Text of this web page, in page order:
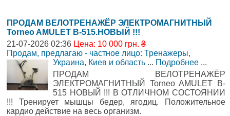
ПРОДАМ ВЕЛОТРЕНАЖЁР ЭЛЕКТРОМАГНИТНЫЙ
Torneo AMULET B-515.НОВЫЙ !!!
21-07-2026 02:36 Цена: 10 000 грн. ₴
Продам, предлагаю - частное лицо: Тренажеры,
Украина, Киев и область ... Подробнее ...
ПРОДАМ ВЕЛОТРЕНАЖЁР
ЭЛЕКТРОМАГНИТНЫЙ Torneo AMULET B-
515 НОВЫЙ !!! В ОТЛИЧНОМ СОСТОЯНИИ
!!! Тренирует мышцы бедер, ягодиц. Положительное
кардио действие на весь организм.